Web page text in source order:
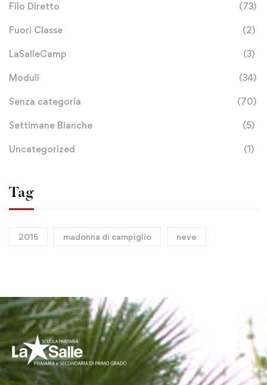
Filo Diretto (73)
Fuori Classe (2)
LaSalleCamp (3)
Moduli (34)
Senza categoria (70)
Settimane Bianche (5)
Uncategorized (1)
Tag
2015 madonna di campiglio neve